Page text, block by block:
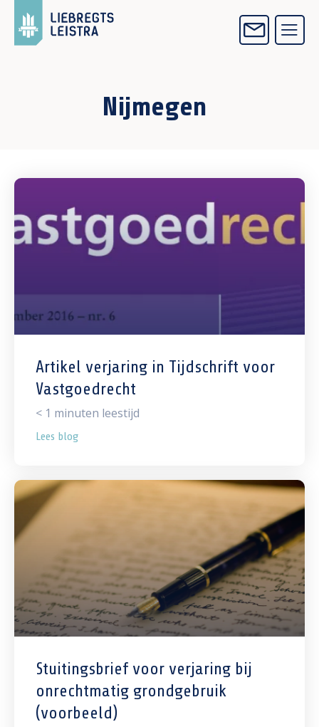
Nijmegen
Artikel verjaring in Tijdschrift voor
Vastgoedrecht
< 1 minuten leestijd
Lees blog
Stuitingsbrief voor verjaring bij
onrechtmatig grondgebruik
(voorbeeld)